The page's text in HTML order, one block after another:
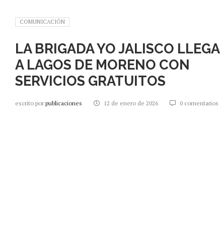
COMUNICACIÓN
LA BRIGADA YO JALISCO LLEGA
A LAGOS DE MORENO CON
SERVICIOS GRATUITOS
escrito por publicaciones 12 de enero de 2026 0 comentarios